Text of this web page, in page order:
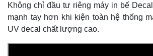
Không chỉ đầu tư riêng máy in bế
mạnh tay hơn khi kiện toàn hệ thống
UV decal chất lượng cao.